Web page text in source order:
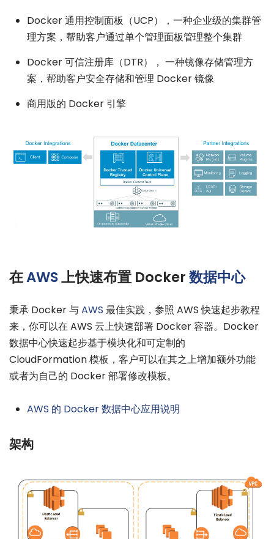
Docker 通用控制面板（UCP），一种企业级的集群管
理方案，帮助客户通过单个管理面板管理整个集群
Docker 可信注册库（DTR）， 一种镜像存储管理方
案，帮助客户安全存储和管理 Docker 镜像
商用版的 Docker 引擎
在AWS上快速布置 Docker数据中心
秉承 Docker 与AWS 最佳实践，参照 AWS 快速起步教程
来，你可以在 AWS 云上快速部署 Docker 容器。Docker
数据中心快速起步基于模块化和可定制的
CloudFormation 模板，客户可以在其之上增加额外功能
或者为自己的 Docker 部署修改模板。
AWS 的 Docker 数据中心应用说明
架构